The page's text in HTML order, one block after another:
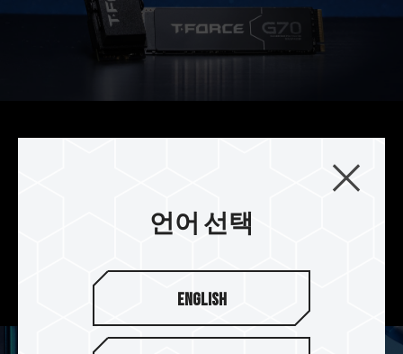
T-FORCE G70 Pro PCIe 4.0 SSD는 DRAM 캐싱 및
SLC 캐싱을 지원하며, T-FORCE G70 PCIe 4.0
벨을 자유롭게 선택할 수 있습니다.
언어 선택
English